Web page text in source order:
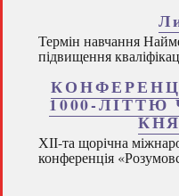
Термін навчання
підвищення
1000-ЛІТТЮ
ХІІ-та щорічна
конференція